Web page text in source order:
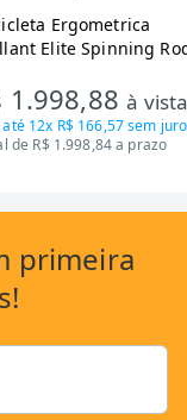
Ergometrica
Elite Spinning
GSB13HBTA-PT
1.998,88à
12x R$ 166,57sem
de R$ 1.998,84 a prazo
primeira